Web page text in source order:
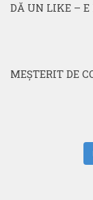
DĂ UN LIKE – E
MEŞTERIT DE